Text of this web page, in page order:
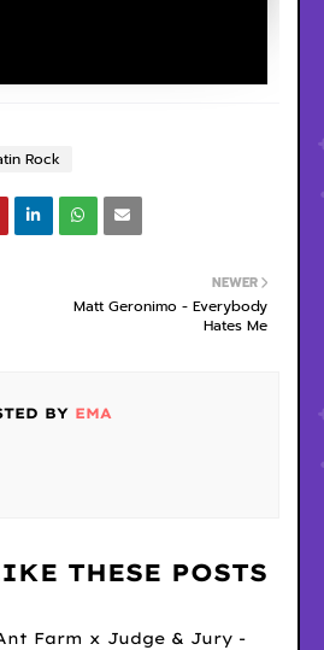
Rock
NEWER
Matt Geronimo - Everybody
Hates Me
BY EMA
THESE POSTS
Farm x Judge & Jury -